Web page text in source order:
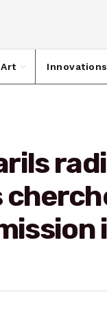
Art Innovations